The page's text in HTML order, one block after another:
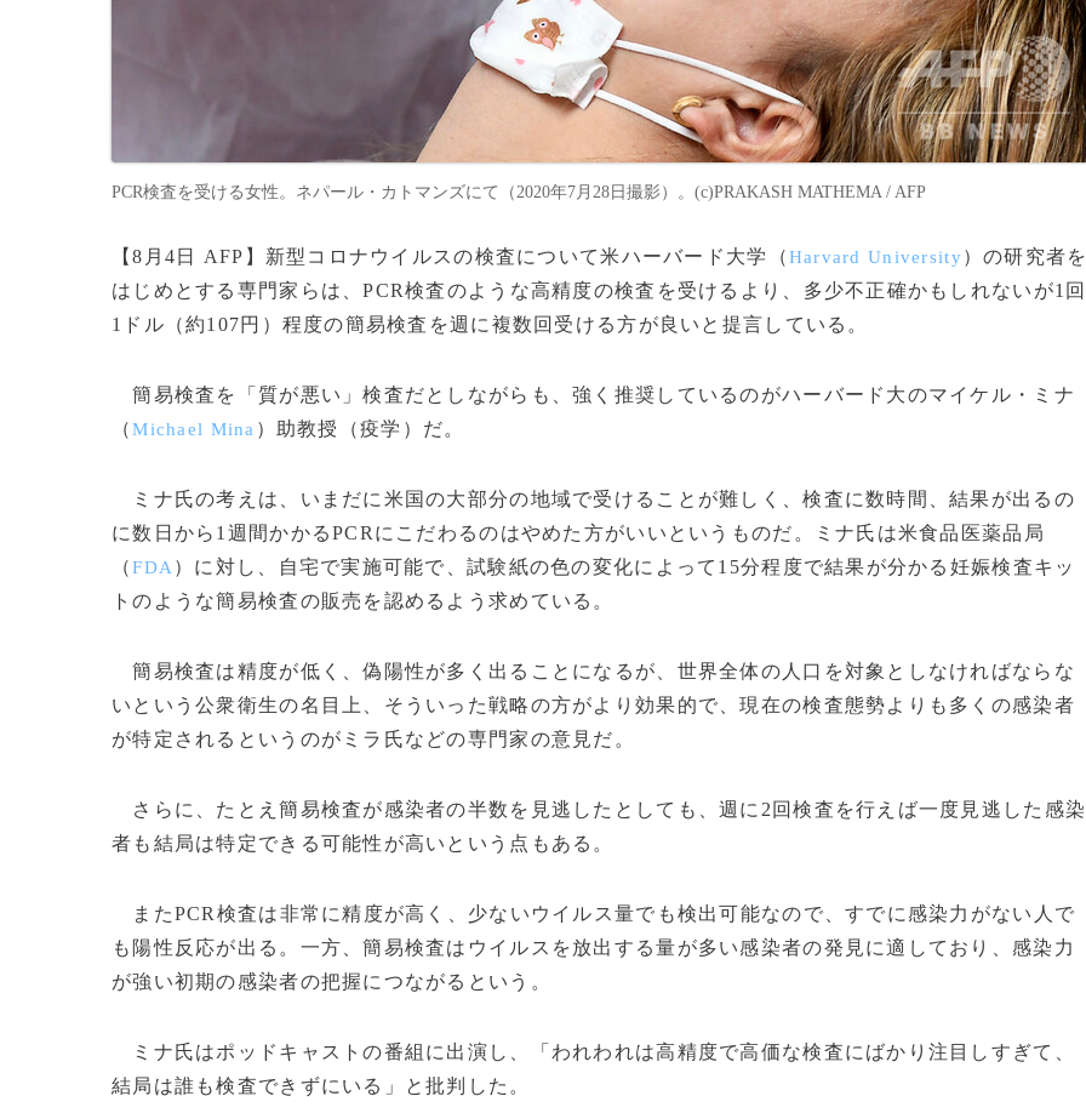
PCR検査を受ける女性。ネパール・カトマンズにて（2020年7月28日撮影）。(c)PRAKASH MATHEMA / AFP
【8月4日 AFP】新型コロナウイルスの検査について米ハーバード大学（Harvard University）の研究者
はじめとする専門家らは、PCR検査のような高精度の検査を受けるより、多少不正確かもしれないが1回
1ドル（約107円）程度の簡易検査を週に複数回受ける方が良いと提言している。
簡易検査を「質が悪い」検査だとしながらも、強く推奨しているのがハーバード大のマイケル・ミナ
（Michael Mina ）助教授（疫学）だ。
ミナ氏の考えは、いまだに米国の大部分の地域で受けることが難しく、検査に数時間、結果が出るの
に数日から1週間かかるPCRにこだわるのはやめた方がいいというものだ。ミナ氏は米食品医薬品局
（FDA ）に対し、自宅で実施可能で、試験紙の色の変化によって15分程度で結果が分かる妊娠検査キッ
トのような簡易検査の販売を認めるよう求めている。
簡易検査は精度が低く、偽陽性が多く出ることになるが、世界全体の人口を対象としなければならな
いという公衆衛生の名目上、そういった戦略の方がより効果的で、現在の検査態勢よりも多くの感染者
が特定されるというのがミラ氏などの専門家の意見だ。
さらに、たとえ簡易検査が感染者の半数を見逃したとしても、週に2回検査を行えば一度見逃した感染
者も結局は特定できる可能性が高いという点もある。
またPCR検査は非常に精度が高く、少ないウイルス量でも検出可能なので、すでに感染力がない人で
も陽性反応が出る。一方、簡易検査はウイルスを放出する量が多い感染者の発見に適しており、感染力
が強い初期の感染者の把握につながるという。
ミナ氏はポッドキャストの番組に出演し、「われわれは高精度で高価な検査にばかり注目しすぎて、
結局は誰も検査できずにいる」と批判した。